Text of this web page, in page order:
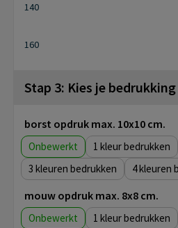
140
160
Stap 3: Kies je bedrukking
borst opdruk max. 10x10 cm.
Onbewerkt 1
3
4
mouw opdruk max. 8x8 cm.
Onbewerkt 1